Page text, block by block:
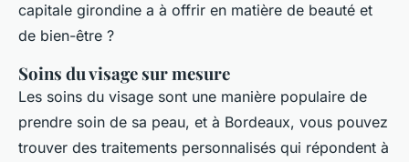
capitale girondine a à offrir en matière de beauté et
de bien-être ?
Soins du visage sur mesure
Les soins du visage sont une manière populaire de
prendre soin de sa peau, et à Bordeaux, vous pouvez
trouver des traitements personnalisés qui répondent à